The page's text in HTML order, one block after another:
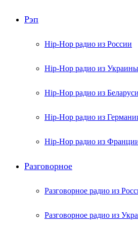
Рэп
Hip-Hop радио из России
Hip-Hop радио из Украины
Hip-Hop радио из Беларуси
Hip-Hop радио из
Hip-Hop радио из
Разговорное
Разговорное радио из
Разговорное радио из